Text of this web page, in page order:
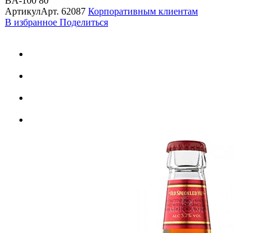
АртикулАрт. 62087 Корпоративным клиентам
В избранное Поделиться